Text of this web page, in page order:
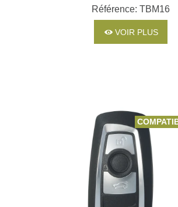
Référence: TBM16
VOIR PLUS